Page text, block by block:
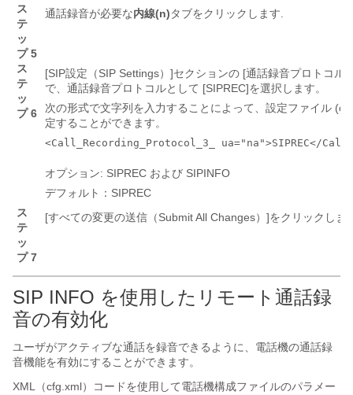
ス
テ
ッ
プ 5
通話録音が必要な内線(n)タブをクリックします.
ス
テ
ッ
プ 6
[SIP設定（SIP Settings）]セクションの [通話録音プロトコル
で、通話録音プロトコルとして [SIPREC]を選択します。
次の形式で文字列を入力することによって、設定ファイル
定することができます。
<Call_Recording_Protocol_3_ ua="na">SIPREC</
オプション: SIPREC および SIPINFO
デフォルト：SIPREC
ス
テ
ッ
プ 7
[すべての変更の送信（Submit All Changes）]をクリックしま
SIP INFO を使用したリモート通話録
音の有効化
ユーザがアクティブな通話を録音できるように、電話機の通話録
音機能を有効にすることができます。
XML（cfg.xml）コードを使用して電話機構成ファイルのパラメー